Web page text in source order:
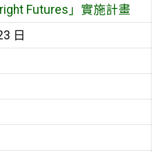
Futures」實施計畫
日